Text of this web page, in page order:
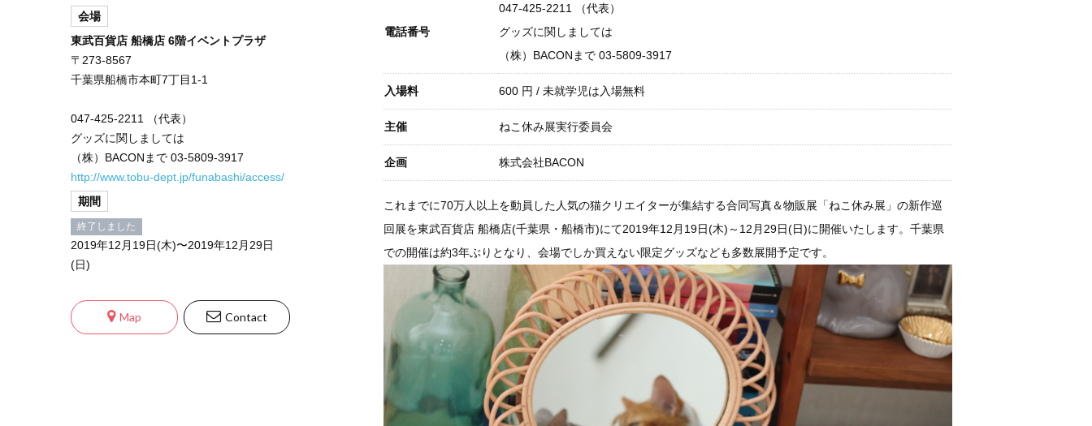
会場
東武百貨店 船橋店 6階イベントプラザ
〒273-8567
千葉県船橋市本町7丁目1-1
047-425-2211 （代表）
グッズに関しましては
（株）BACONまで 03-5809-3917
http://www.tobu-dept.jp/funabashi/access/
期間
終了しました
2019年12月19日(木)〜2019年12月29日
(日)
Map Contact
電話番号
047-425-2211 （代表）
グッズに関しましては
（株）BACONまで 03-5809-3917
入場料 600 円 / 未就学児は入場無料
主催 ねこ休み展実行委員会
企画 株式会社BACON
これまでに70万人以上を動員した人気の猫クリエイターが集結する合同写真＆物販展「ねこ休み展」の新作巡
回展を東武百貨店 船橋店(千葉県・船橋市)にて2019年12月19日(木)～12月29日(日)に開催いたします。千葉県
での開催は約3年ぶりとなり、会場でしか買えない限定グッズなども多数展開予定です。